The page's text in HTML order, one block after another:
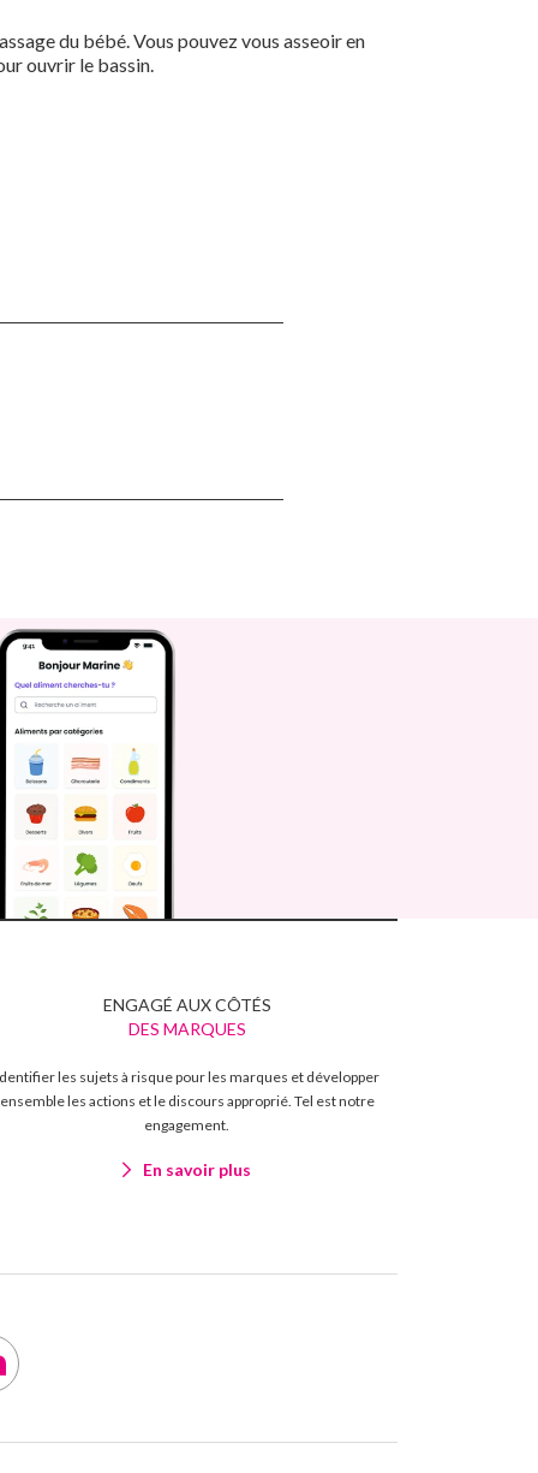
du bébé. Vous pouvez vous asseoir en
ouvrir le bassin.
ENGAGÉ AUX CÔTÉS
DES MARQUES
les sujets à risque pour les marques et développer
ensemble les actions et le discours approprié. Tel est notre
engagement.
En savoir plus